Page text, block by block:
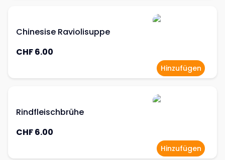
Chinesise Raviolisuppe
CHF 6.00
Hinzufügen
Rindfleischbrühe
CHF 6.00
Hinzufügen